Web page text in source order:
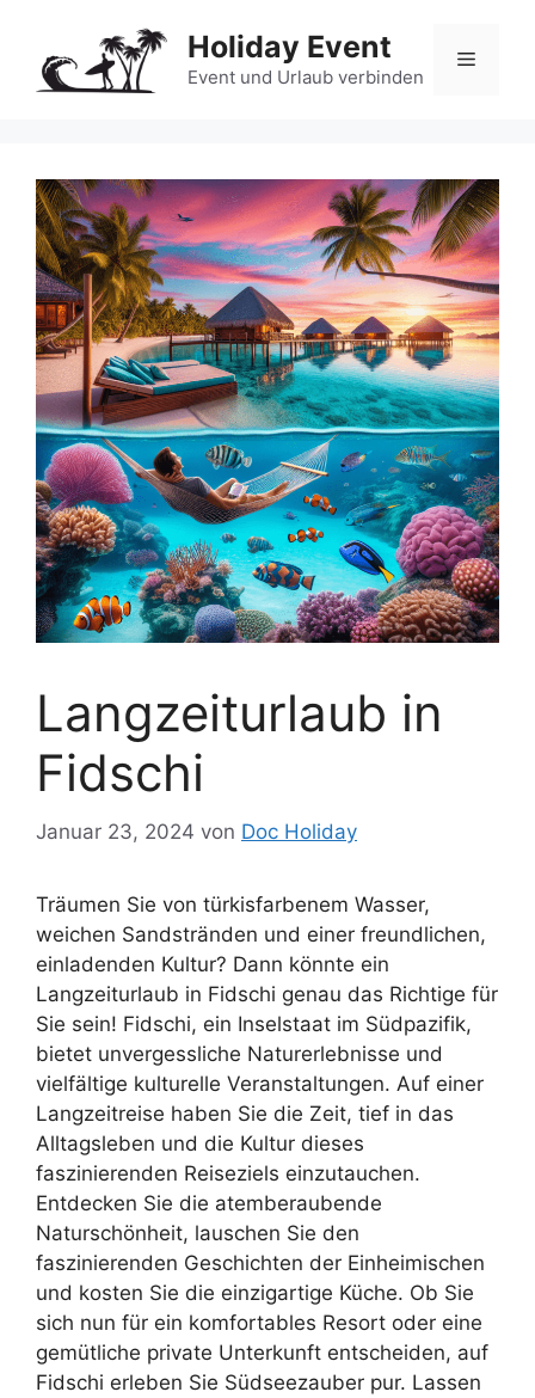
springen
Holiday Event
Event und Urlaub verbinden
Menü
Langzeiturlaub in
Fidschi
Januar 23, 2024 von Doc Holiday
Träumen Sie von türkisfarbenem Wasser,
weichen Sandstränden und einer freundlichen,
einladenden Kultur? Dann könnte ein
Langzeiturlaub in Fidschi genau das Richtige für
Sie sein! Fidschi, ein Inselstaat im Südpazifik,
bietet unvergessliche Naturerlebnisse und
vielfältige kulturelle Veranstaltungen. Auf einer
Langzeitreise haben Sie die Zeit, tief in das
Alltagsleben und die Kultur dieses
faszinierenden Reiseziels einzutauchen.
Entdecken Sie die atemberaubende
Naturschönheit, lauschen Sie den
faszinierenden Geschichten der Einheimischen
und kosten Sie die einzigartige Küche. Ob Sie
sich nun für ein komfortables Resort oder eine
gemütliche private Unterkunft entscheiden, auf
Fidschi erleben Sie Südseezauber pur. Lassen